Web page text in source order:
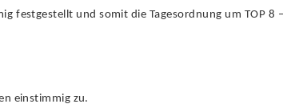
festgestellt und somit die Tagesordnung um TOP 8
einstimmig zu.